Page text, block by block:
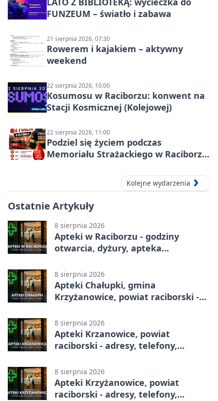
FUNZEUM – światło i zabawa
21 sierpnia 2026, 07:30
Rowerem i kajakiem – aktywny
weekend
22 sierpnia 2026, 10:00
Kosumosu w Raciborzu: konwent na
Stacji Kosmicznej (Kolejowej)
22 sierpnia 2026, 11:00
Podziel się życiem podczas
Memoriału Strażackiego w Raciborzu
Kolejne wydarzenia
Ostatnie Artykuły
8 sierpnia 2026
Apteki w Raciborzu - godziny
otwarcia, dyżury, apteka
8 sierpnia 2026
Apteki Chałupki, gmina
Krzyżanowice, powiat raciborski -
8 sierpnia 2026
Apteki Krzanowice, powiat
raciborski - adresy, telefony,
8 sierpnia 2026
Apteki Krzyżanowice, powiat
raciborski - adresy, telefony,